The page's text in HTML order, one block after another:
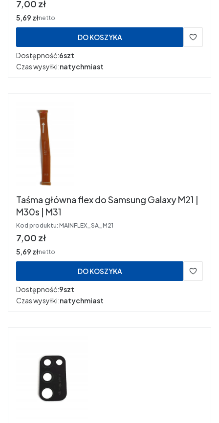
Cena
7,00 zł
Cena
5,69 złnetto
DO KOSZYKA
Dostępność:6szt
Czas wysyłki:natychmiast
Taśma główna flex do Samsung Galaxy M21 |
M30s | M31
Kod produktu: MAINFLEX_SA_M21
Cena
7,00 zł
Cena
5,69 złnetto
DO KOSZYKA
Dostępność:9szt
Czas wysyłki:natychmiast